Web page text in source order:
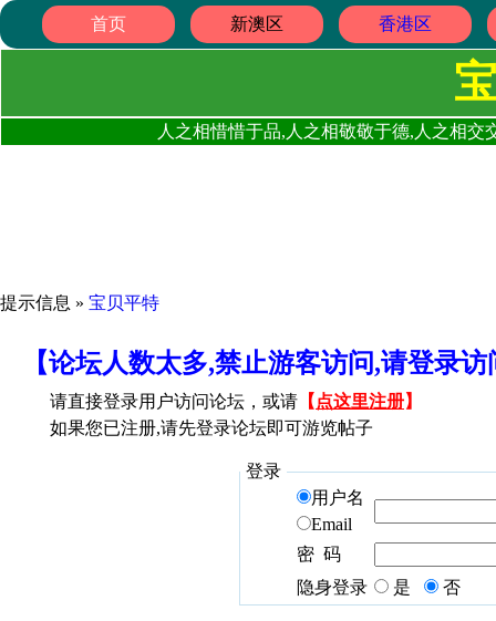
首页 新澳区 香港区
人之相惜惜于品,人之相敬敬于德,人之相
提示信息 » 宝贝平特
【论坛人数太多,禁止游客访问,请登录
请直接登录用户访问论坛，或请 【 点这里注册】
如果您已注册,请先登录论坛即可游览帖子
登录
用户名
Email
密 码
隐身登录
是 否